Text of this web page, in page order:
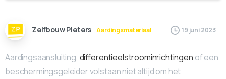
Zelfbouw Pieters Aardingsmateriaal 19 juni 2023
Aardingsaansluiting, differentieelstroominrichtingen of een
beschermingsgeleider volstaan niet altijd om het